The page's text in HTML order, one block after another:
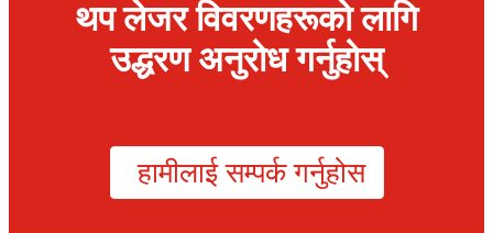
थप लेजर विवरणहरूको लागि
उद्धरण अनुरोध गर्नुहोस्
हामीलाई सम्पर्क गर्नुहोस